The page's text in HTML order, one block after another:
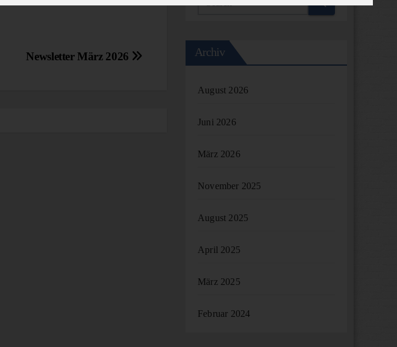
Newsletter März 2026 Archiv
August 2026
Juni 2026
März 2026
November 2025
August 2025
April 2025
März 2025
Februar 2024